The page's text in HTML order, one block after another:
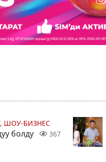
ШОУ-БИЗНЕС
болду
367